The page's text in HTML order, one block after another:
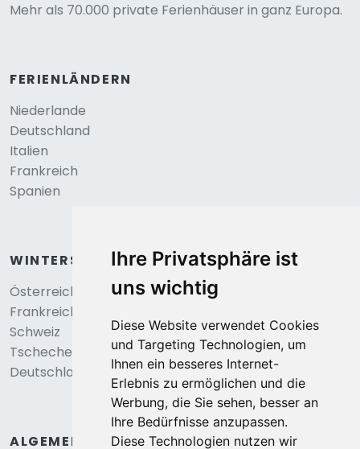
Ihre Privatsphäre ist
uns wichtig
Diese Website verwendet Cookies
und Targeting Technologien, um
Ihnen ein besseres Internet-
Erlebnis zu ermöglichen und die
Werbung, die Sie sehen, besser an
Ihre Bedürfnisse anzupassen.
Diese Technologien nutzen wir
Mehr als 70.000 private Ferienhäuser in ganz Europa.
FERIENLÄNDERN
Niederlande
Deutschland
Italien
Frankreich
Spanien
WINTERSPORT
Österreich
Frankreich
Schweiz
Tschechei
Deutschland
ALGEMEIN